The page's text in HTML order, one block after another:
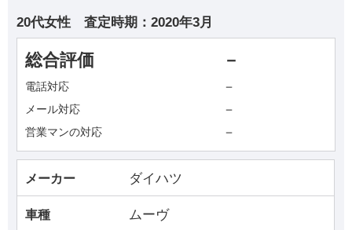
20代女性 査定時期： 2020年3月
総合評価 －
電話対応 －
メール対応 －
営業マンの対応 －
メーカー ダイハツ
車種 ムーヴ